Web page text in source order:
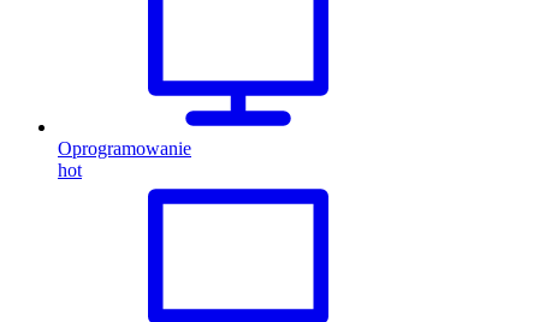
Oprogramowanie
hot